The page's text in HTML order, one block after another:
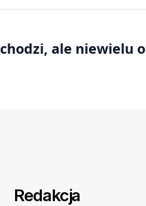
ale niewielu o
Redakcja